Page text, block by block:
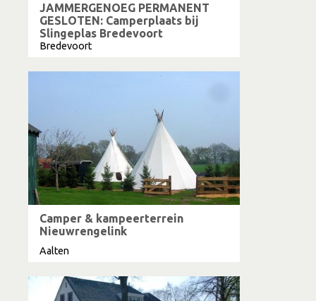
JAMMERGENOEG PERMANENT
GESLOTEN: Camperplaats bij
Slingeplas Bredevoort
Bredevoort
Camper & kampeerterrein
Nieuwrengelink
Aalten